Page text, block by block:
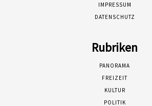
IMPRESSUM
DATENSCHUTZ
Rubriken
PANORAMA
FREIZEIT
KULTUR
POLITIK